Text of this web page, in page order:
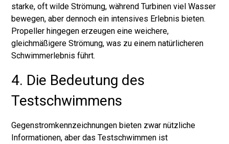
starke, oft wilde Strömung, während Turbinen viel Wasser
bewegen, aber dennoch ein intensives Erlebnis bieten.
Propeller hingegen erzeugen eine weichere,
gleichmäßigere Strömung, was zu einem natürlicheren
Schwimmerlebnis führt.
4. Die Bedeutung des
Testschwimmens
Gegenstromkennzeichnungen bieten zwar nützliche
Informationen, aber das Testschwimmen ist